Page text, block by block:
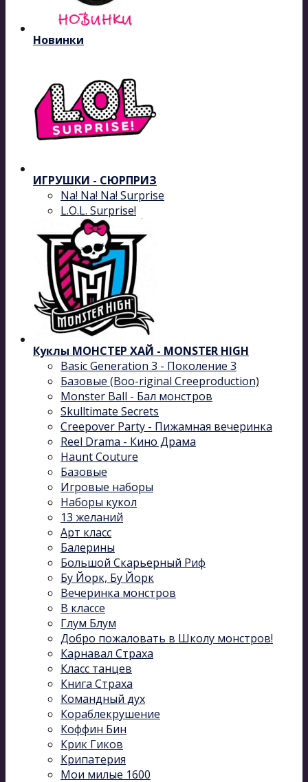
Новинки
ИГРУШКИ - СЮРПРИЗ
Na! Na! Na! Surprise
L.O.L. Surprise!
Куклы МОНСТЕР ХАЙ - MONSTER HIGH
Basic Generation 3 - Поколение 3
Базовые (Boo-riginal Creeproduction)
Monster Ball - Бал монстров
Skulltimate Secrets
Creepover Party - Пижамная вечеринка
Reel Drama - Кино Драма
Haunt Couture
Базовые
Игровые наборы
Наборы кукол
13 желаний
Арт класс
Балерины
Большой Скарьерный Риф
Бу Йорк, Бу Йорк
Вечеринка монстров
В классе
Глум Блум
Добро пожаловать в Школу монстров!
Карнавал Cтраха
Класс танцев
Книга Страха
Командный дух
Кораблекрушение
Коффин Бин
Крик Гиков
Крипатерия
Мои милые 1600